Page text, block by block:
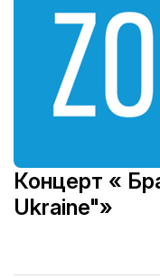
Концерт «
Ukraine"»